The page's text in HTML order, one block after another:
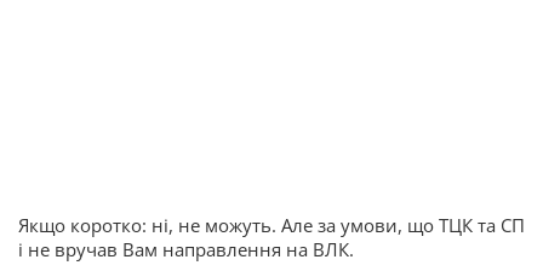
Якщо коротко: ні, не можуть. Але за умови, що ТЦК та СП
і не вручав Вам направлення на ВЛК.